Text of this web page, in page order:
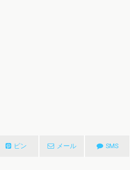
ピン メール SMS